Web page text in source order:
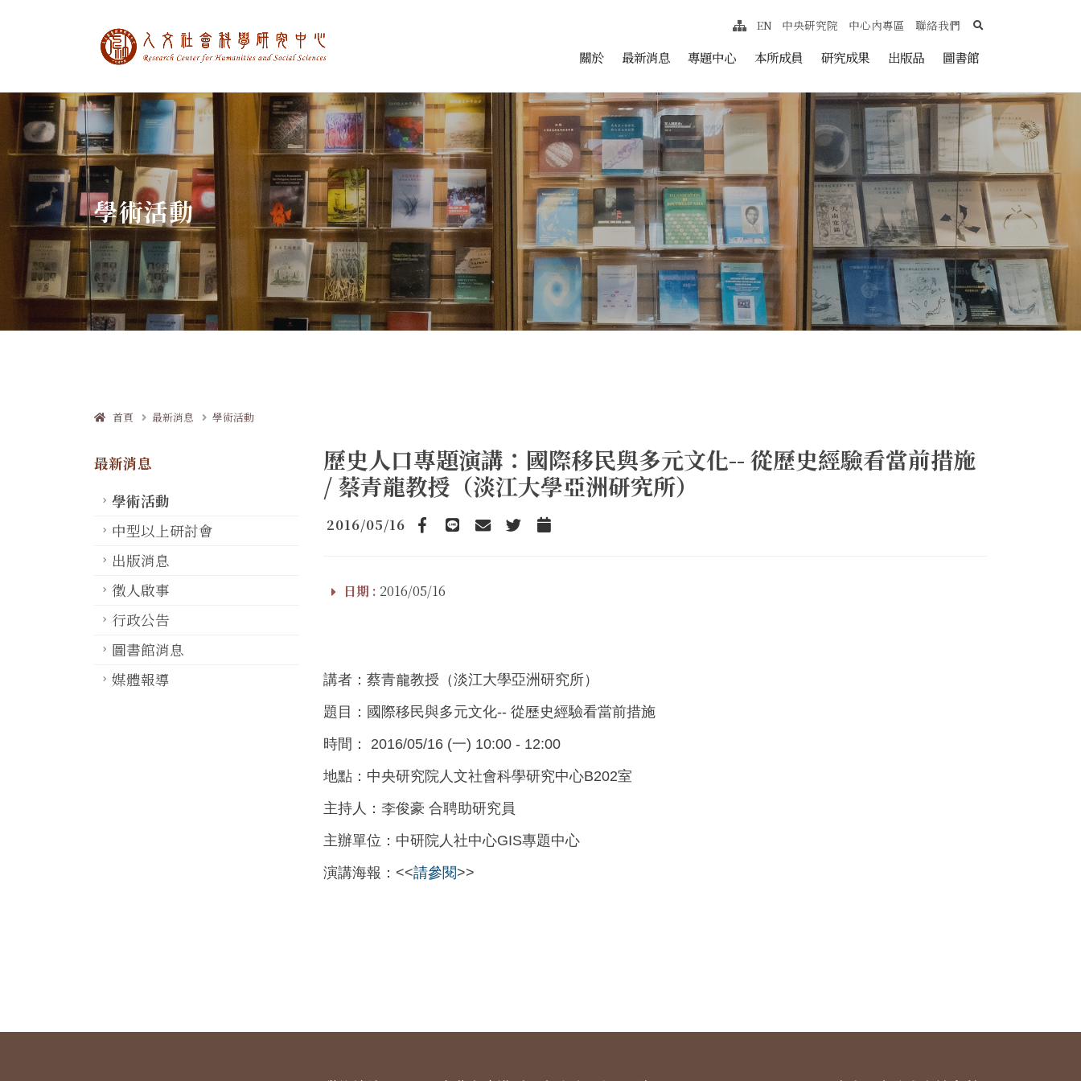
中央研究院人文社會科學研究中心 跳至中央區塊/Main Content
關於 最新消息 專題中心 本所成員 研究成果 出版品 圖書館
網站導覽
EN 中央研究院 中心內專區 聯絡我們 search
學術活動
首頁 最新消息 學術活動
最新消息
學術活動
中型以上研討會
出版消息
徵人啟事
行政公告
圖書館消息
媒體報導
歷史人口專題演講：國際移民與多元文化-- 從歷史經驗看當前措施
/ 蔡青龍教授（淡江大學亞洲研究所）
2016/05/16
Facebook TwitterAdd to Calendar
日期 : 2016/05/16
講者：蔡青龍教授（淡江大學亞洲研究所）
題目：國際移民與多元文化-- 從歷史經驗看當前措施
時間： 2016/05/16 (一) 10:00 - 12:00
地點：中央研究院人文社會科學研究中心B202室
主持人：李俊豪 合聘助研究員
主辦單位：中研院人社中心GIS專題中心
演講海報：<<請參閱>>